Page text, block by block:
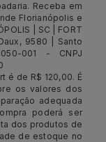
Receba em
Florianópolis e
| SC | FORT
9580 | Santo
001 - CNPJ
é de R$ 120,00. É
os valores dos
adequada
poderá ser
dos produtos de
de estoque no